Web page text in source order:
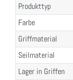
Produkttyp
Farbe
Griffmaterial
Seilmaterial
Lager in Griffen